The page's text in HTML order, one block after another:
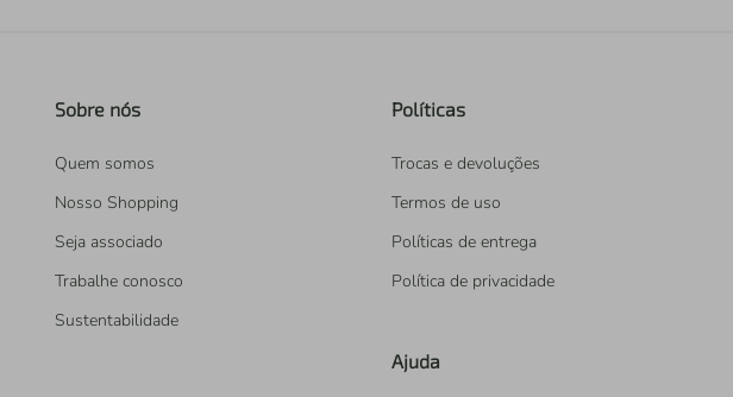
Sobre nós
Quem somos
Nosso Shopping
Seja associado
Trabalhe conosco
Sustentabilidade
Políticas
Trocas e devoluções
Termos de uso
Políticas de entrega
Política de privacidade
Ajuda